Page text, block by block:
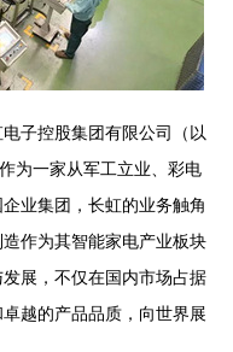
子控股集团有限公司（以
为一家从军工立业、彩电
业集团，长虹的业务触角
作为其智能家电产业板块
展，不仅在国内市场占据
越的产品品质，向世界展